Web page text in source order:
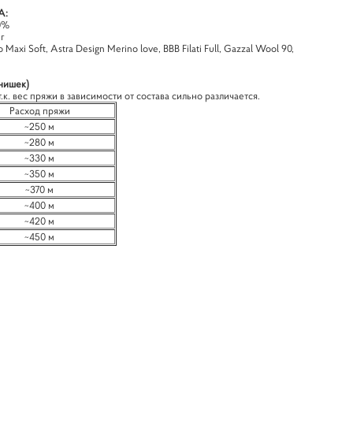
Maxi Soft, Astra Design Merino love, BBB Filati Full, Gazzal Wool 90,
вес пряжи в зависимости от состава сильно различается.
Расход пряжи
~250 м
~280 м
~330 м
~350 м
~370 м
~400 м
~420 м
~450 м